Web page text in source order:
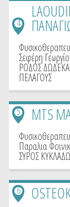
4
Σεφέρη
ΡΟΔΟΣ
ΠΕΛΑΓΟΥΣ
MTS
5
Παραλια
ΣΥΡΟΣ
6